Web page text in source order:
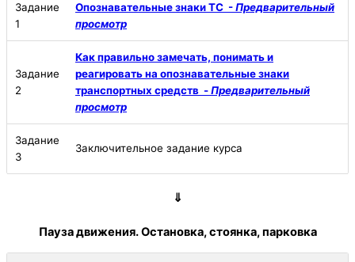
Задание
1
Опознавательные знаки ТС -Предварительный
просмотр
Задание
2
Как правильно замечать, понимать и
реагировать на опознавательные знаки
транспортных средств -Предварительный
просмотр
Задание
3
Заключительное задание курса
⇓
Пауза движения. Остановка, стоянка, парковка